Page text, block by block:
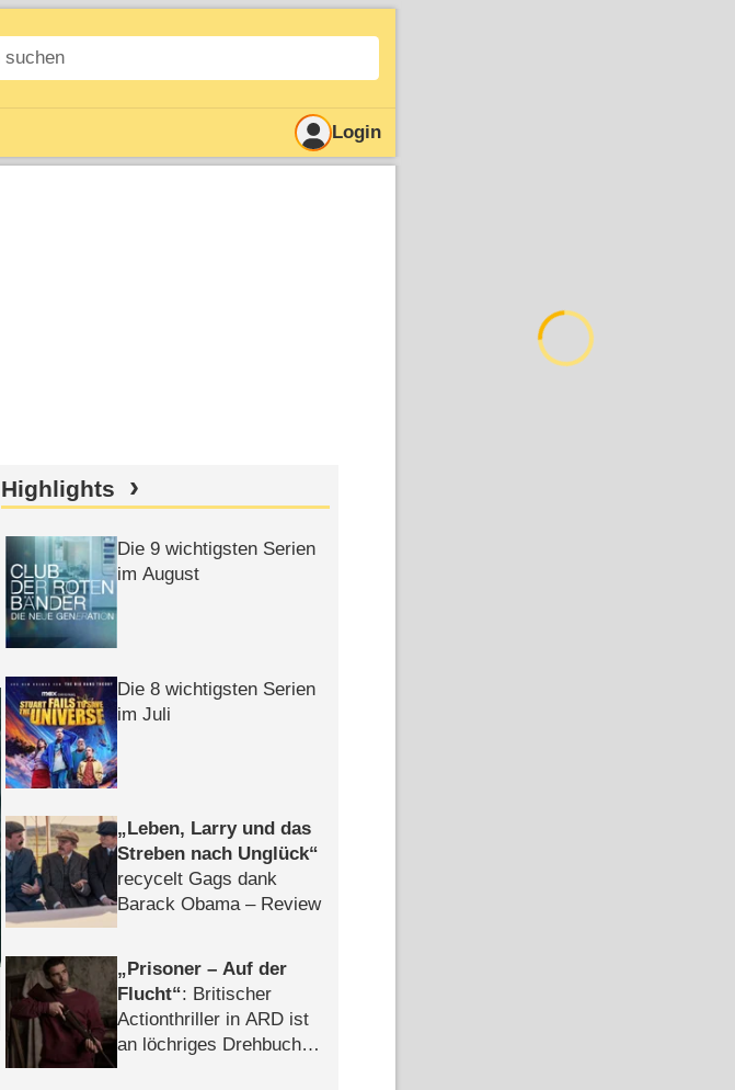
Login
Highlights
Die 9 wichtigsten Serien
im August
Die 8 wichtigsten Serien
im Juli
Leben, Larry und das
Streben nach Unglück
recycelt Gags dank
Barack Obama – Review
Prisoner – Auf der
Flucht : Britischer
Actionthriller in ARD ist
an löchriges Drehbuch